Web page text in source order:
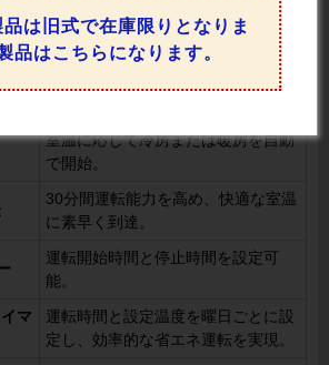
リモコンで上下の風向を調整可能。
リモコンで左右の風向を変更可能。
室温や設定温度に応じてファンの回
室温に応じて冷房または暖房を自動
で開始。
30分間運転能力を高め、快適な室温
に素早く到達。
運転開始時間と停止時間を設定可
能。
マ
運転時間と設定温度を曜日ごとに設
定し、効率的な省エネ運転を実現。
は旧式で在庫限りとなりま
品はこちらになります。